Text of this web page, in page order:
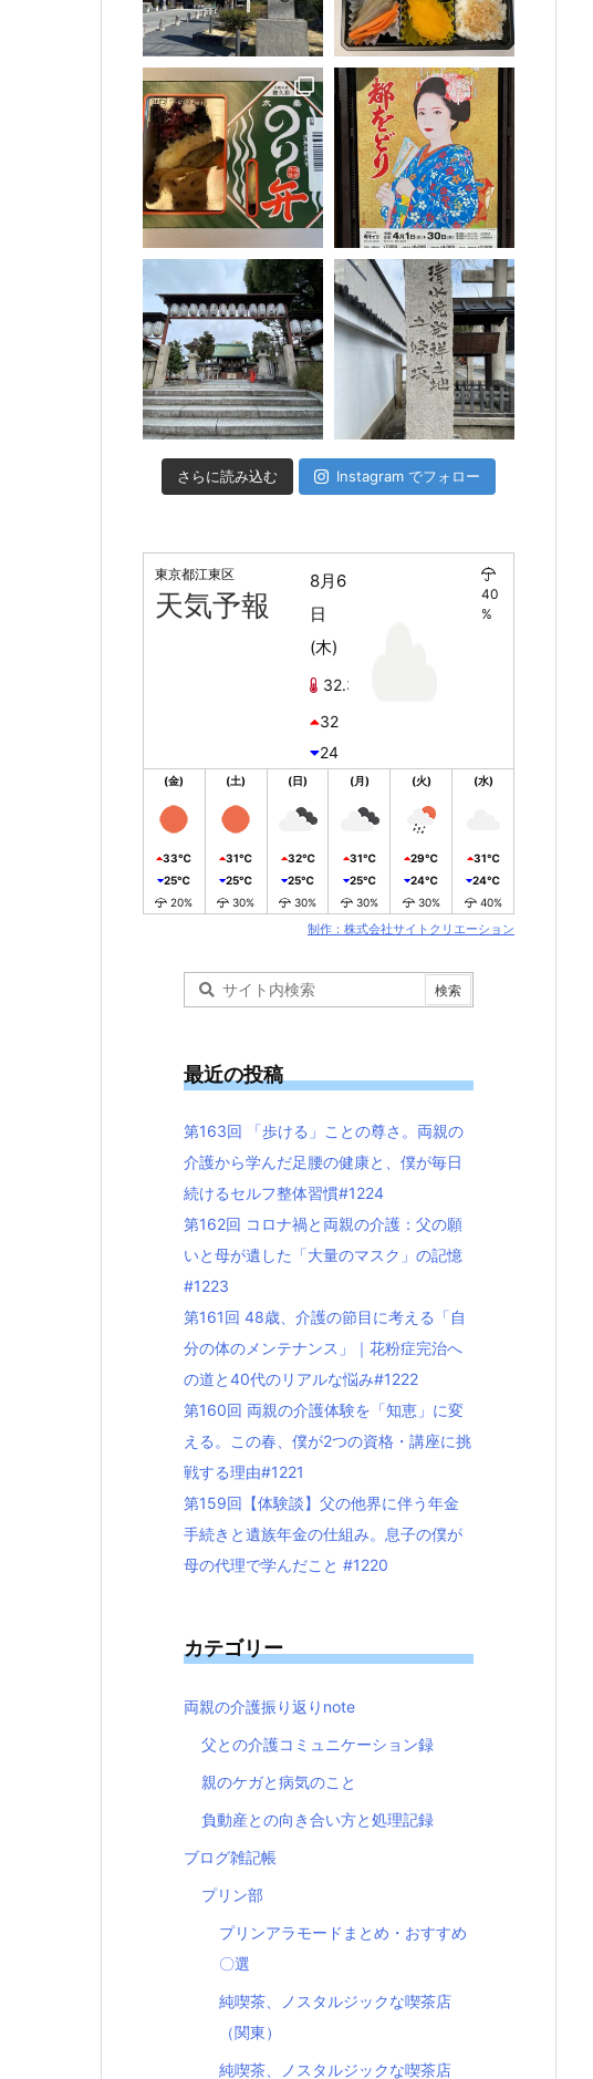
さらに読み込む Instagram でフォロー
東京都江東区
天気予報
8月6
日
(木)
32.3℃
32
24
40
%
(金)
33℃
25℃
20%
(土)
31℃
25℃
30%
(日)
32℃
25℃
30%
(月)
31℃
25℃
30%
(火)
29℃
24℃
30%
(水)
31℃
24℃
40%
制作：株式会社サイトクリエーション
最近の投稿
第163回 「歩ける」ことの尊さ。両親の
介護から学んだ足腰の健康と、僕が毎日
続けるセルフ整体習慣#1224
第162回 コロナ禍と両親の介護：父の願
いと母が遺した「大量のマスク」の記憶
#1223
第161回 48歳、介護の節目に考える「自
分の体のメンテナンス」｜花粉症完治へ
の道と40代のリアルな悩み#1222
第160回 両親の介護体験を「知恵」に変
える。この春、僕が2つの資格・講座に挑
戦する理由#1221
第159回【体験談】父の他界に伴う年金
手続きと遺族年金の仕組み。息子の僕が
母の代理で学んだこと #1220
カテゴリー
両親の介護振り返りnote
父との介護コミュニケーション録
親のケガと病気のこと
負動産との向き合い方と処理記録
ブログ雑記帳
プリン部
プリンアラモードまとめ・おすすめ
〇選
純喫茶、ノスタルジックな喫茶店
（関東）
純喫茶、ノスタルジックな喫茶店